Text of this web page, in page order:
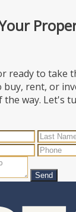
ready to take
rent, or
the way. Let's
Send